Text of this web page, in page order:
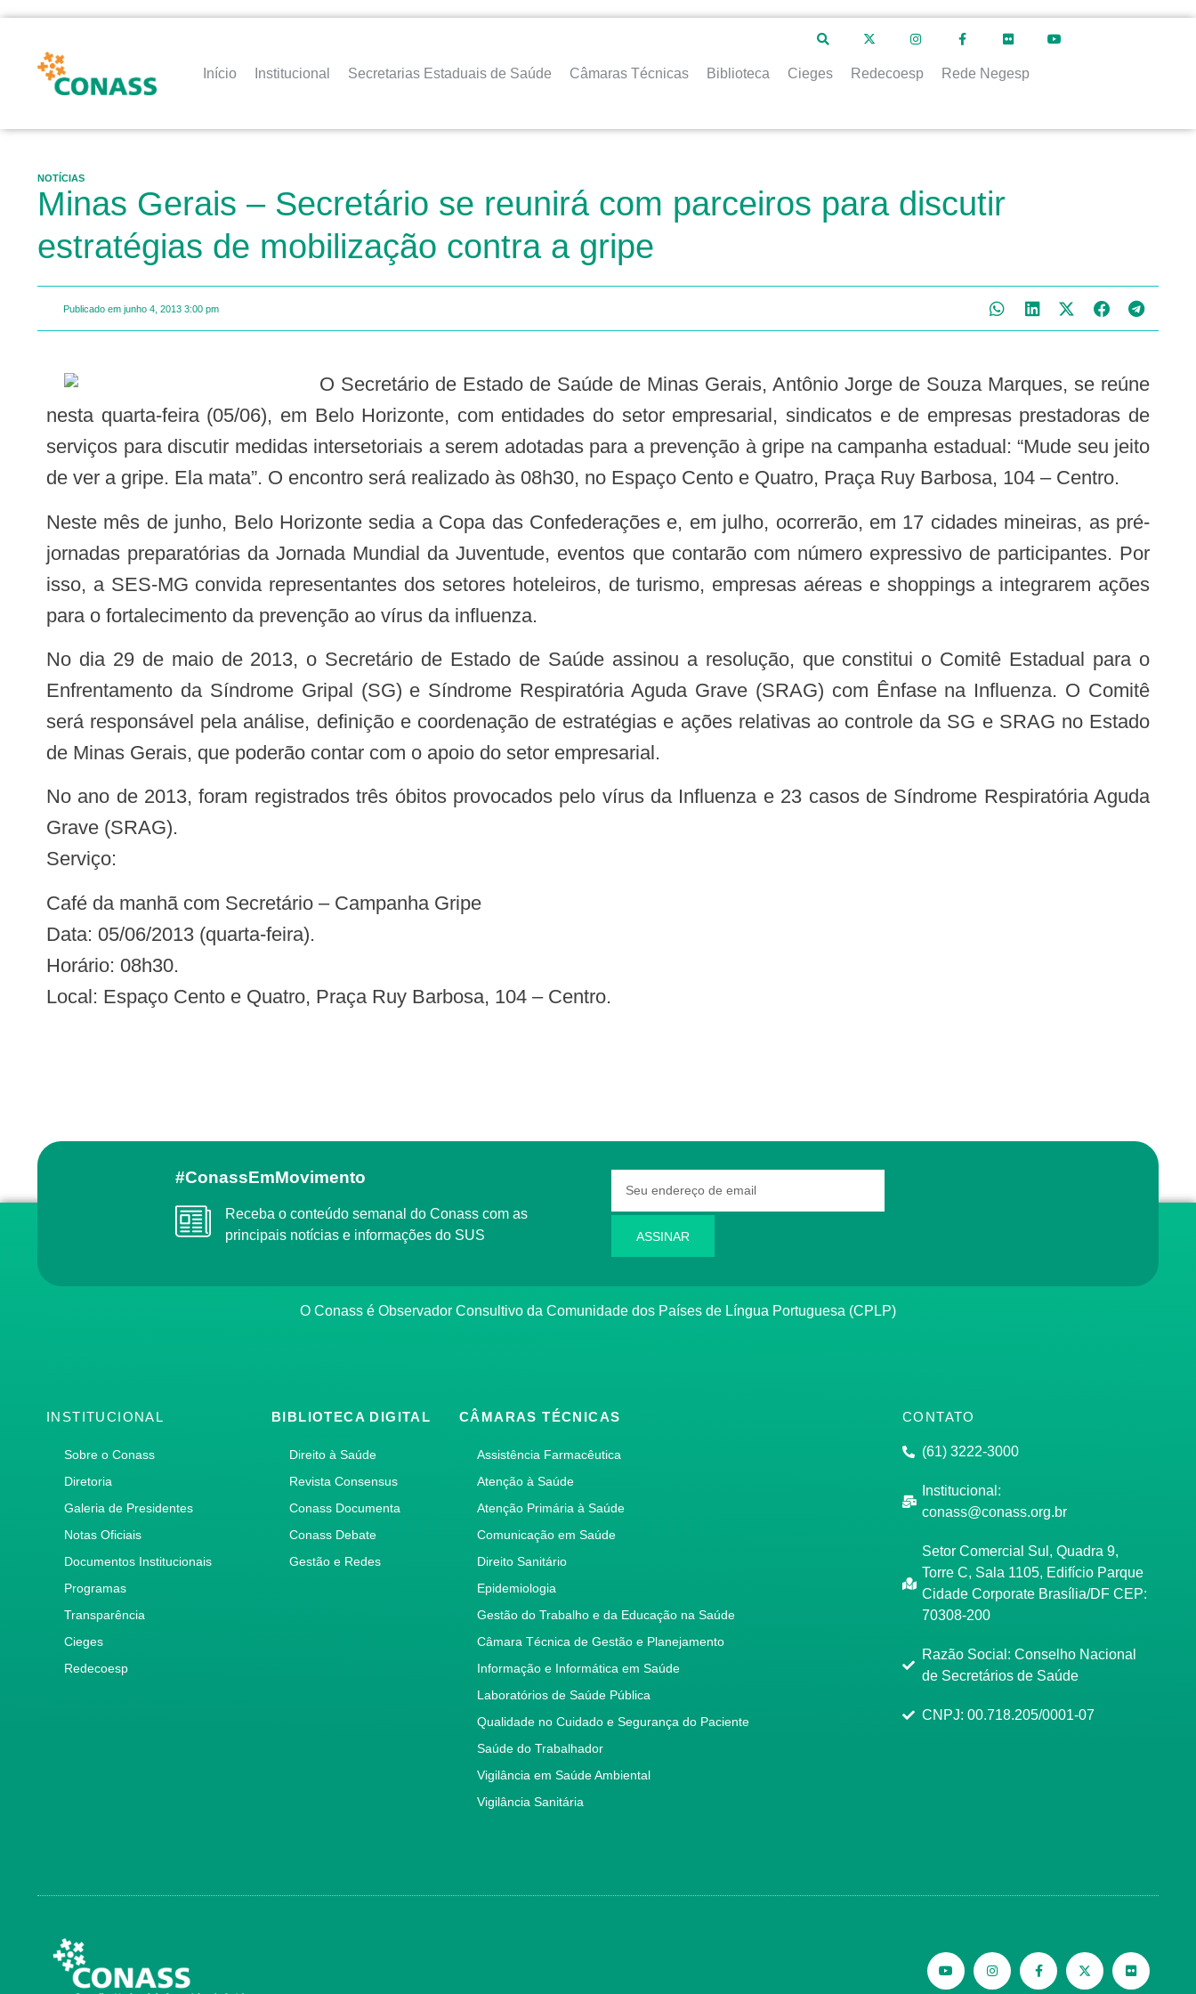
Início Institucional Secretarias Estaduais de Saúde Câmaras Técnicas Biblioteca Cieges Redecoesp Rede Negesp
NOTÍCIAS
Minas Gerais – Secretário se reunirá com parceiros para discutir
estratégias de mobilização contra a gripe
Publicado em junho 4, 2013 3:00 pm
O Secretário de Estado de Saúde de Minas Gerais, Antônio Jorge de Souza Marques, se reúne
nesta quarta-feira (05/06), em Belo Horizonte, com entidades do setor empresarial, sindicatos e de empresas prestadoras de
serviços para discutir medidas intersetoriais a serem adotadas para a prevenção à gripe na campanha estadual: “Mude seu jeito
de ver a gripe. Ela mata”. O encontro será realizado às 08h30, no Espaço Cento e Quatro, Praça Ruy Barbosa, 104 – Centro.
Neste mês de junho, Belo Horizonte sedia a Copa das Confederações e, em julho, ocorrerão, em 17 cidades mineiras, as pré-
jornadas preparatórias da Jornada Mundial da Juventude, eventos que contarão com número expressivo de participantes. Por
isso, a SES-MG convida representantes dos setores hoteleiros, de turismo, empresas aéreas e shoppings a integrarem ações
para o fortalecimento da prevenção ao vírus da influenza.
No dia 29 de maio de 2013, o Secretário de Estado de Saúde assinou a resolução, que constitui o Comitê Estadual para o
Enfrentamento da Síndrome Gripal (SG) e Síndrome Respiratória Aguda Grave (SRAG) com Ênfase na Influenza. O Comitê
será responsável pela análise, definição e coordenação de estratégias e ações relativas ao controle da SG e SRAG no Estado
de Minas Gerais, que poderão contar com o apoio do setor empresarial.
No ano de 2013, foram registrados três óbitos provocados pelo vírus da Influenza e 23 casos de Síndrome Respiratória Aguda
Grave (SRAG).
Serviço:
Café da manhã com Secretário – Campanha Gripe
Data: 05/06/2013 (quarta-feira).
Horário: 08h30.
Local: Espaço Cento e Quatro, Praça Ruy Barbosa, 104 – Centro.
#ConassEmMovimento
Receba o conteúdo semanal do Conass com as
principais notícias e informações do SUS
ASSINAR
O Conass é Observador Consultivo da Comunidade dos Países de Língua Portuguesa (CPLP)
INSTITUCIONAL
Sobre o Conass
Diretoria
Galeria de Presidentes
Notas Oficiais
Documentos Institucionais
Programas
Transparência
Cieges
Redecoesp
BIBLIOTECA DIGITAL
Direito à Saúde
Revista Consensus
Conass Documenta
Conass Debate
Gestão e Redes
CÂMARAS TÉCNICAS
Assistência Farmacêutica
Atenção à Saúde
Atenção Primária à Saúde
Comunicação em Saúde
Direito Sanitário
Epidemiologia
Gestão do Trabalho e da Educação na Saúde
Câmara Técnica de Gestão e Planejamento
Informação e Informática em Saúde
Laboratórios de Saúde Pública
Qualidade no Cuidado e Segurança do Paciente
Saúde do Trabalhador
Vigilância em Saúde Ambiental
Vigilância Sanitária
CONTATO
(61) 3222-3000
Institucional:
conass@conass.org.br
Setor Comercial Sul, Quadra 9,
Torre C, Sala 1105, Edifício Parque
Cidade Corporate Brasília/DF CEP:
70308-200
Razão Social: Conselho Nacional
de Secretários de Saúde
CNPJ: 00.718.205/0001-07